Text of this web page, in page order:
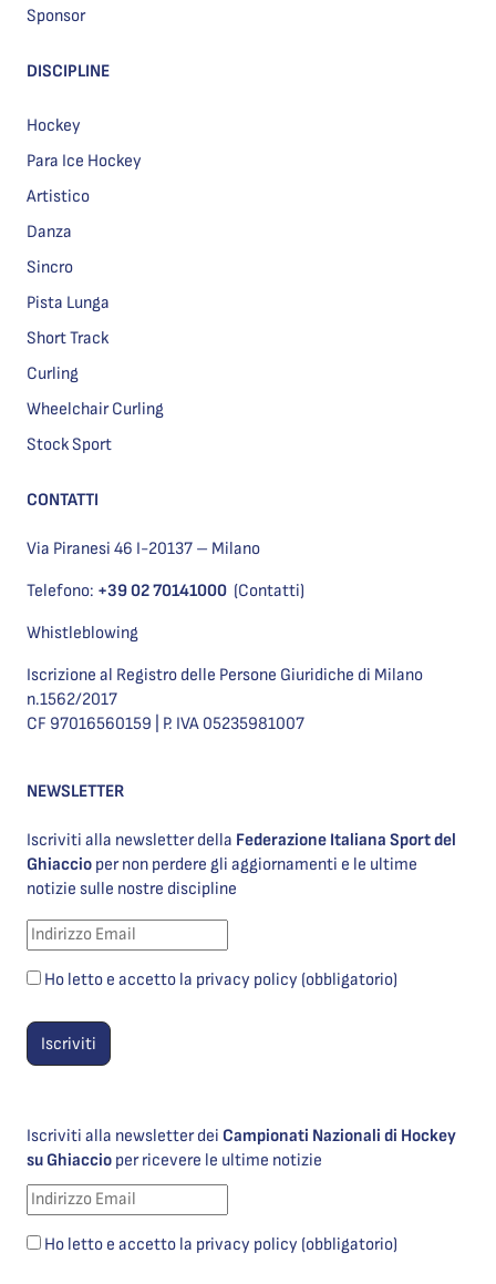
Sponsor
DISCIPLINE
Hockey
Para Ice Hockey
Artistico
Danza
Sincro
Pista Lunga
Short Track
Curling
Wheelchair Curling
Stock Sport
CONTATTI
Via Piranesi 46 I-20137 – Milano
Telefono: +39 02 70141000 (Contatti)
Whistleblowing
Iscrizione al Registro delle Persone Giuridiche di Milano
n.1562/2017
CF 97016560159 | P. IVA 05235981007
NEWSLETTER
Iscriviti alla newsletter della Federazione Italiana Sport del
Ghiaccio per non perdere gli aggiornamenti e le ultime
notizie sulle nostre discipline
Ho letto e accetto la privacy policy (obbligatorio)
Iscriviti alla newsletter dei Campionati Nazionali di Hockey
su Ghiaccio per ricevere le ultime notizie
Ho letto e accetto la privacy policy (obbligatorio)